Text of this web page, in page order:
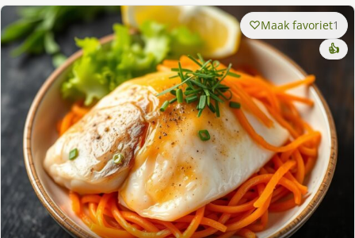
Maak favoriet1
👍